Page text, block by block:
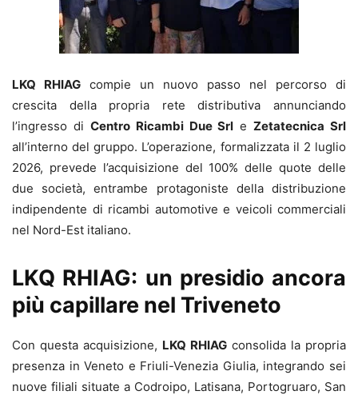
LKQ RHIAG compie un nuovo passo nel percorso di
crescita della propria rete distributiva annunciando
l’ingresso di Centro Ricambi Due Srl eZetatecnica Srl
all’interno del gruppo. L’operazione, formalizzata il 2 luglio
2026, prevede l’acquisizione del 100% delle quote delle
due società, entrambe protagoniste della distribuzione
indipendente di ricambi automotive e veicoli commerciali
nel Nord-Est italiano.
LKQ RHIAG: un presidio ancora
più capillare nel Triveneto
Con questa acquisizione, LKQ RHIAG consolida la propria
presenza in Veneto e Friuli-Venezia Giulia, integrando sei
nuove filiali situate a Codroipo, Latisana, Portogruaro, San